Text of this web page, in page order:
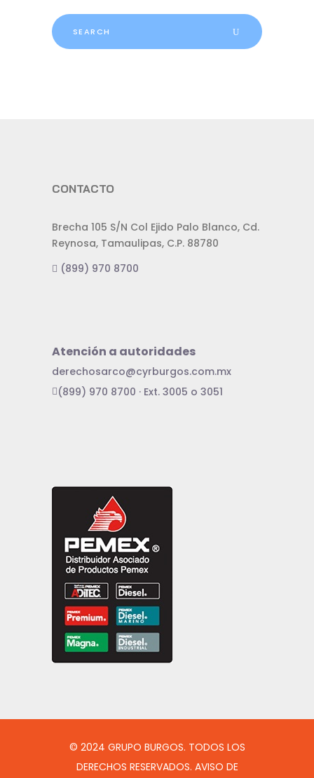
Search
for:
CONTACTO
Brecha 105 S/N Col Ejido Palo Blanco, Cd.
Reynosa, Tamaulipas, C.P. 88780
(899) 970 8700
Atención a autoridades
derechosarco@cyrburgos.com.mx
(899) 970 8700 · Ext. 3005 o 3051
© 2024 GRUPO BURGOS. TODOS LOS
DERECHOS RESERVADOS. AVISO DE